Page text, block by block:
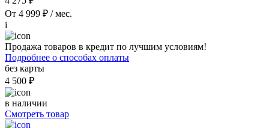
От 4 999 ₽ / мес.
i
Продажа товаров в кредит по лучшим условиям!
Подробнее о способах оплаты
без карты
4 500 ₽
в наличии
Смотреть товар